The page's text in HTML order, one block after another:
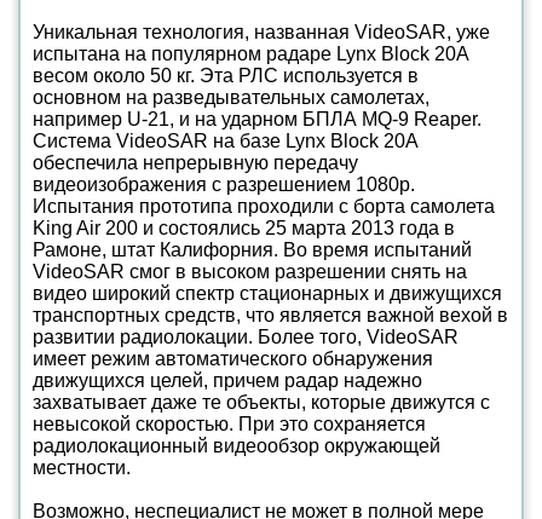
Уникальная технология, названная VideoSAR, уже
испытана на популярном радаре Lynx Block 20A
весом около 50 кг. Эта РЛС используется в
основном на разведывательных самолетах,
например U-21, и на ударном БПЛА MQ-9 Reaper.
Система VideoSAR на базе Lynx Block 20A
обеспечила непрерывную передачу
видеоизображения с разрешением 1080p.
Испытания прототипа проходили с борта самолета
King Air 200 и состоялись 25 марта 2013 года в
Рамоне, штат Калифорния. Во время испытаний
VideoSAR смог в высоком разрешении снять на
видео широкий спектр стационарных и движущихся
транспортных средств, что является важной вехой в
развитии радиолокации. Более того, VideoSAR
имеет режим автоматического обнаружения
движущихся целей, причем радар надежно
захватывает даже те объекты, которые движутся с
невысокой скоростью. При это сохраняется
радиолокационный видеообзор окружающей
местности.
Возможно, неспециалист не может в полной мере